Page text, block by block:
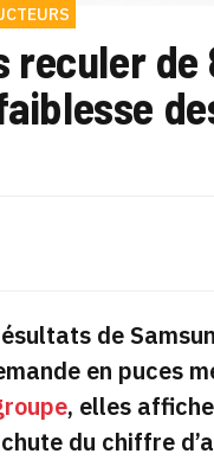
reculer
de
en puces
, elles
du chiffre